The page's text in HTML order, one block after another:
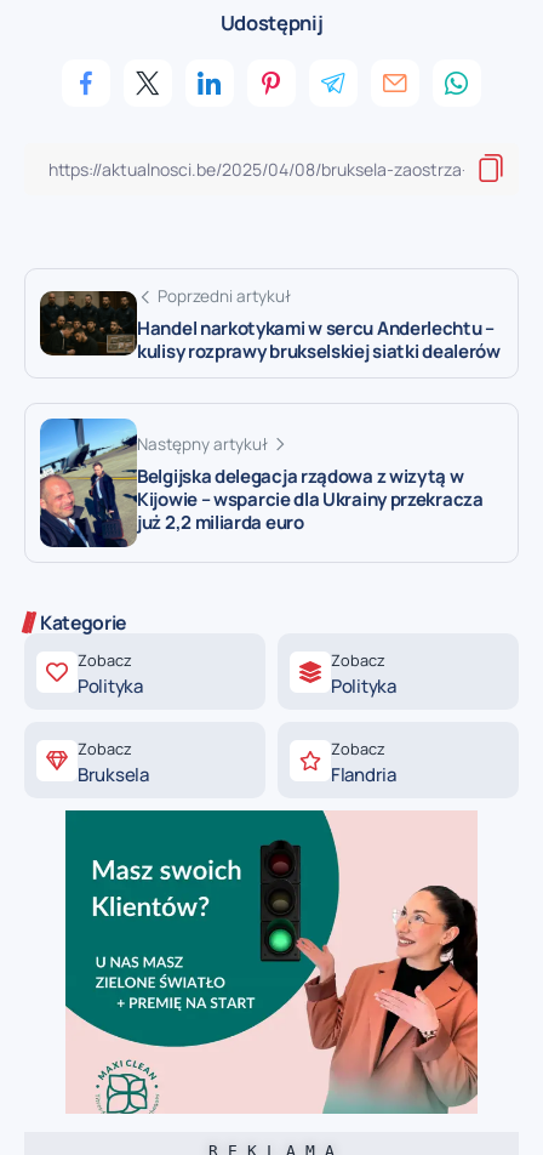
Udostępnij
Poprzedni artykuł
Handel narkotykami w sercu Anderlechtu –
kulisy rozprawy brukselskiej siatki dealerów
Następny artykuł
Belgijska delegacja rządowa z wizytą w
Kijowie – wsparcie dla Ukrainy przekracza
już 2,2 miliarda euro
Kategorie
Zobacz
Polityka
Zobacz
Polityka
Zobacz
Bruksela
Zobacz
Flandria
R E K L A M A